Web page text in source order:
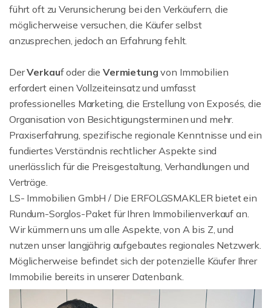
führt oft zu Verunsicherung bei den Verkäufern, die
möglicherweise versuchen, die Käufer selbst
anzusprechen, jedoch an Erfahrung fehlt.
DerVerkauf oder die Vermietungvon Immobilien
erfordert einen Vollzeiteinsatz und umfasst
professionelles Marketing, die Erstellung von Exposés, die
Organisation von Besichtigungsterminen und mehr.
Praxiserfahrung, spezifische regionale Kenntnisse und ein
fundiertes Verständnis rechtlicher Aspekte sind
unerlässlich für die Preisgestaltung, Verhandlungen und
Verträge.
LS- Immobilien GmbH / Die ERFOLGSMAKLER bietet ein
Rundum-Sorglos-Paket für Ihren Immobilienverkauf an.
Wir kümmern uns um alle Aspekte, von A bis Z, und
nutzen unser langjährig aufgebautes regionales Netzwerk.
Möglicherweise befindet sich der potenzielle Käufer Ihrer
Immobilie bereits in unserer Datenbank.